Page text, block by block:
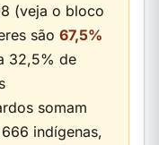
(veja o bloco
são67,5%
32,5% de
somam
indígenas,